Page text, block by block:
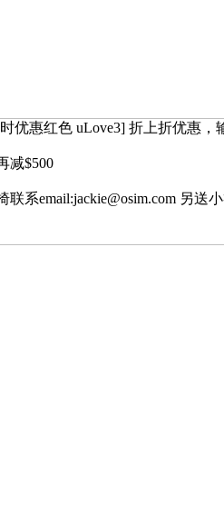
优惠红色 uLove3] 折上折优惠，
减$500
联系email:jackie@osim.com 另送